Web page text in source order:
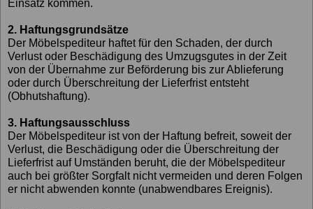
Einsatz kommen.
2. Haftungsgrundsätze
Der Möbelspediteur haftet für den Schaden, der durch
Verlust oder Beschädigung des Umzugsgutes in der Zeit
von der Übernahme zur Beförderung bis zur Ablieferung
oder durch Überschreitung der Lieferfrist entsteht
(Obhutshaftung).
3. Haftungsausschluss
Der Möbelspediteur ist von der Haftung befreit, soweit der
Verlust, die Beschädigung oder die Überschreitung der
Lieferfrist auf Umständen beruht, die der Möbelspediteur
auch bei größter Sorgfalt nicht vermeiden und deren Folgen
er nicht abwenden konnte (unabwendbares Ereignis).